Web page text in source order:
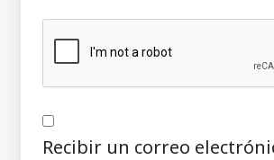
Recibir un correo